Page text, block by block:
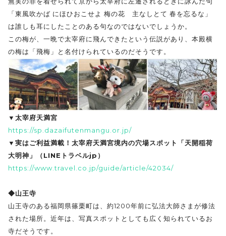
「東風吹かば にほひおこせよ 梅の花 主なしとて 春を忘るな」
は誰しも耳にしたことのある句なのではないでしょうか。
この梅が、一晩で太宰府に飛んできたという伝説があり、本殿横
の梅は「飛梅」と名付けられているのだそうです。
▼太宰府天満宮
https://sp.dazaifutenmangu.or.jp/
▼実はご利益満載！太宰府天満宮境内の穴場スポット「天開稲荷
大明神」（LINEトラベルjp）
https://www.travel.co.jp/guide/article/42034/
◆山王寺
山王寺のある福岡県篠栗町は、約1200年前に弘法大師さまが修法
された場所。近年は、写真スポットとしても広く知られているお
寺だそうです。